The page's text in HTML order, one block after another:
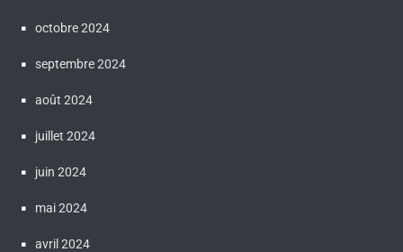
octobre 2024
septembre 2024
août 2024
juillet 2024
juin 2024
mai 2024
avril 2024